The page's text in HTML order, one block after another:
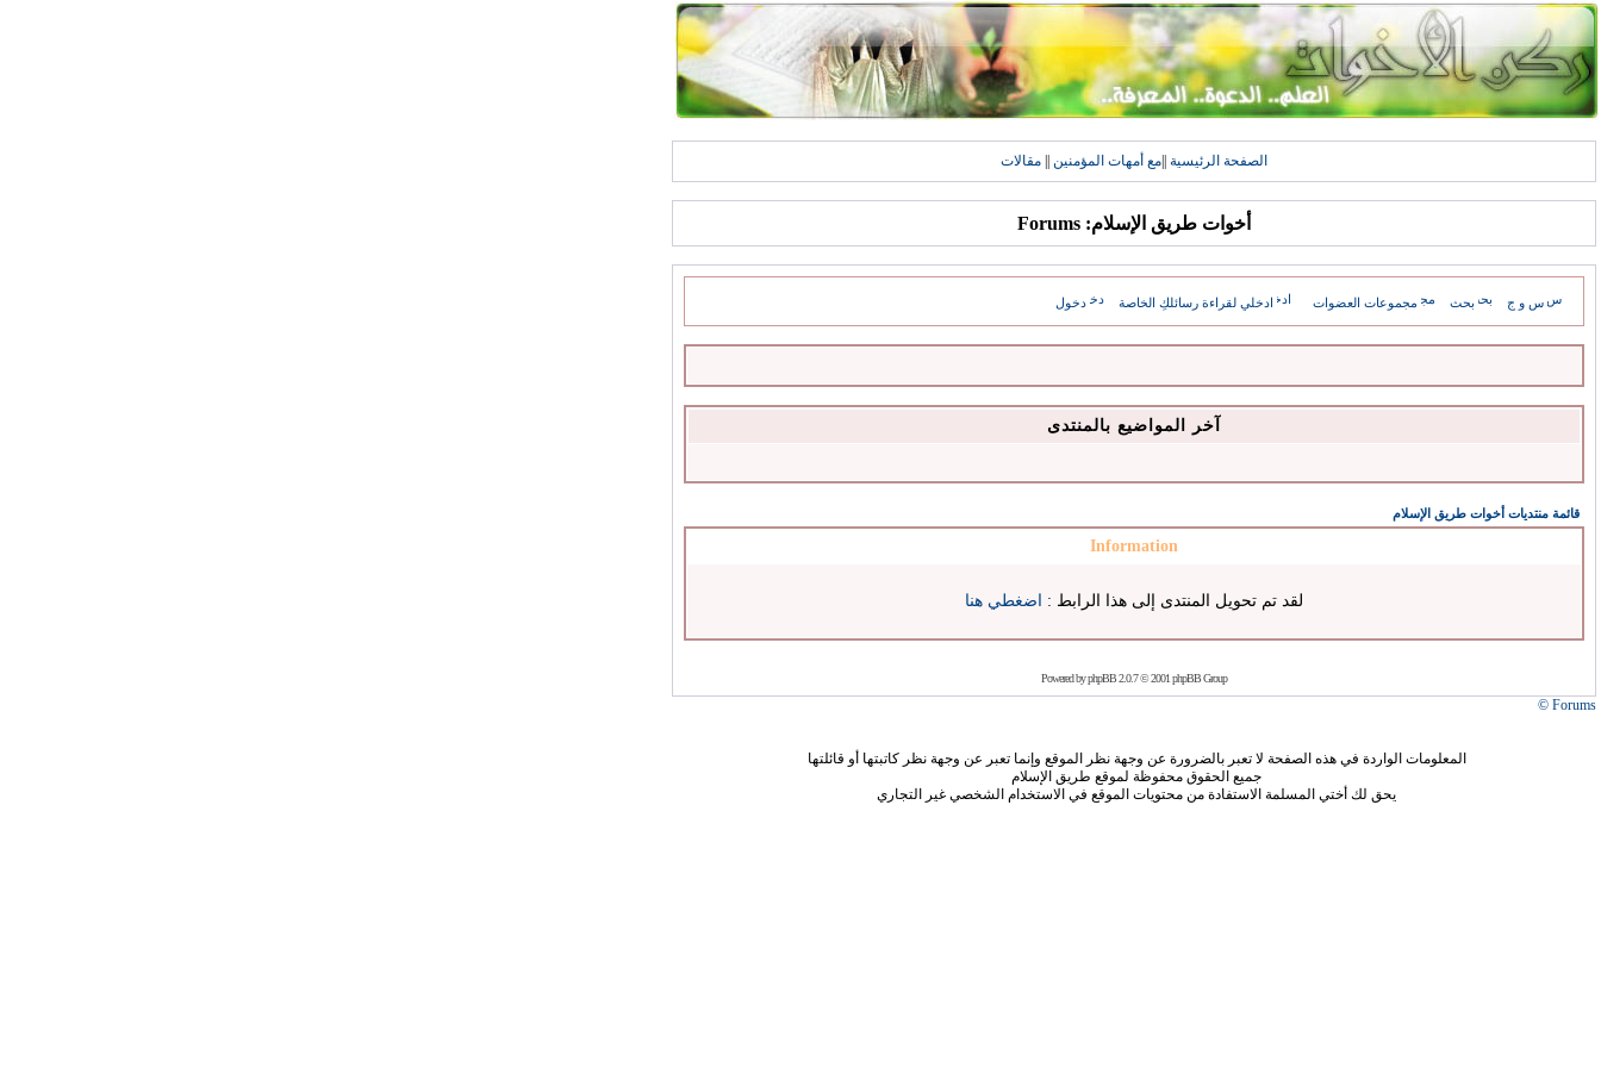
الصفحة الرئيسية مع أمهات المؤمنين مقالات
أخوات طريق الإسلام: Forums
س و ج بحث مجموعات العضوات ادخلي لقراءة رسائلكِ الخاصة دخول
آخر المواضيع بالمنتدى
قائمة منتديات أخوات طريق الإسلام
Information
لقد تم تحويل المنتدى إلى هذا الرابط : اضغطي هنا
Powered byphpBB2.0.7 © 2001 phpBB Group
Forums ©
المعلومات الواردة في هذه الصفحة لا تعبر بالضرورة عن وجهة نظر الموقع وإنما تعبر عن وجهة نظر كاتبتها أو قائلتها
جميع الحقوق محفوظة لموقع طريق الإسلام
يحق لك أختي المسلمة الاستفادة من محتويات الموقع في الاستخدام الشخصي غير التجاري